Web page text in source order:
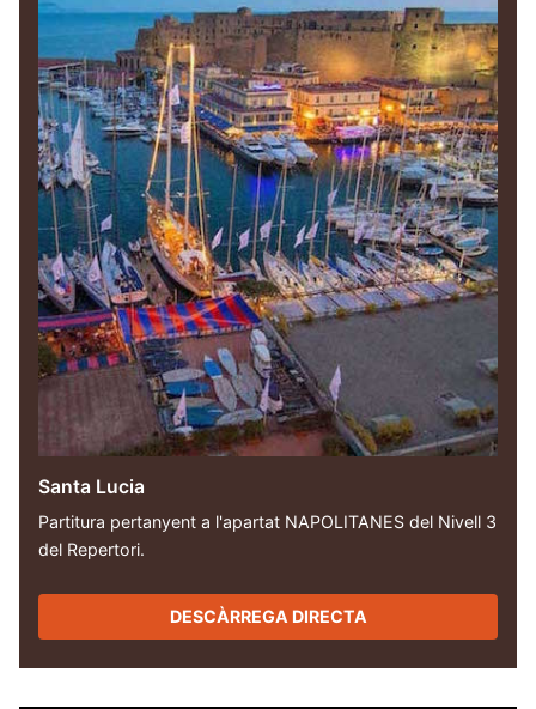
Santa Lucia
Partitura pertanyent a l'apartat NAPOLITANES del Nivell 3
del Repertori.
DESCÀRREGA DIRECTA